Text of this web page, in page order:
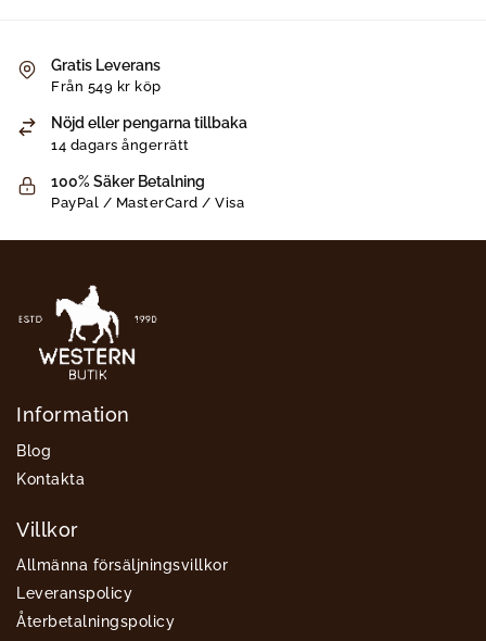
Gratis Leverans
Från 549 kr köp
Nöjd eller pengarna tillbaka
14 dagars ångerrätt
100% Säker Betalning
PayPal / MasterCard / Visa
Information
Blog
Kontakta
Villkor
Allmänna försäljningsvillkor
Leveranspolicy
Återbetalningspolicy